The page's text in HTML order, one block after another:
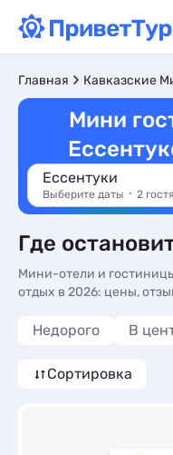
Главная Кавказские
Мини
Ессентуки
Выберите даты 2 гостя
Где
Мини-отели и
отдых в 2026: цены,
нашем сайте - более
Недорого В
Сортировка